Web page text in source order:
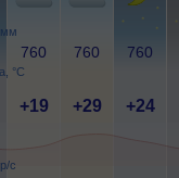
мм
°C
с
760 760 760
+19 +29 +24